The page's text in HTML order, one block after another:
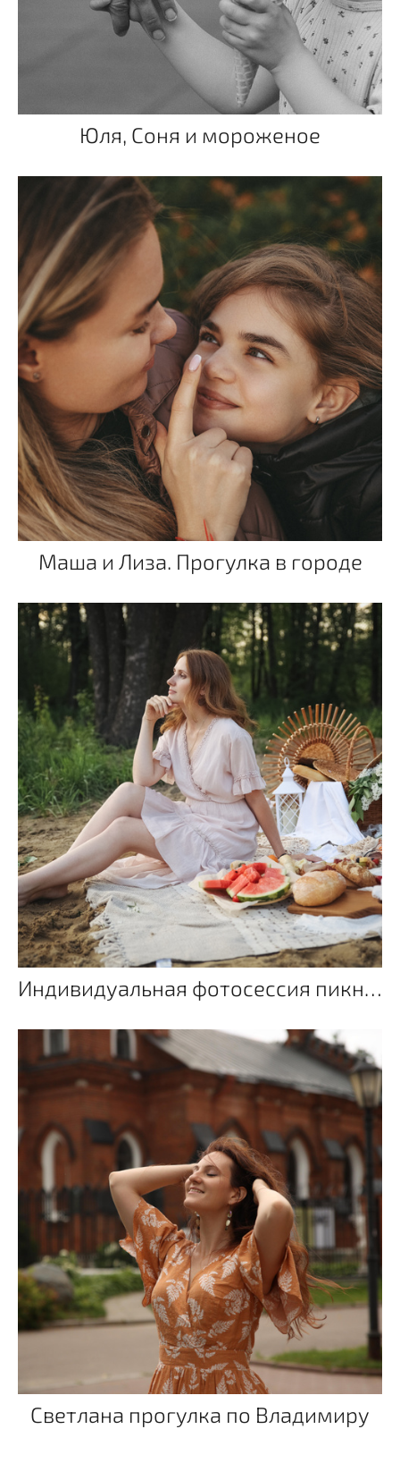
Юля, Соня и мороженое
Маша и Лиза. Прогулка в городе
Индивидуальная фотосессия пикник
Светлана прогулка по Владимиру